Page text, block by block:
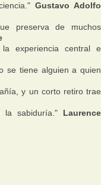
Gustavo Adolfo
preserva de muchos
experiencia central e
se tiene alguien a quien
y un corto retiro trae
sabiduría."
Laurence